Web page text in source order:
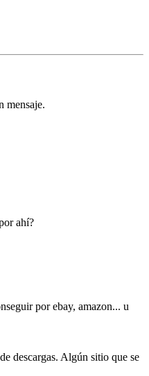
mensaje.
ahí?
por ebay, amazon... u
descargas. Algún sitio que se